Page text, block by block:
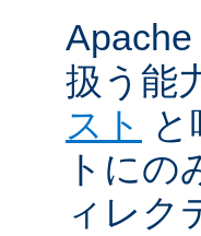
扱う能
スト
トにの
ィレク